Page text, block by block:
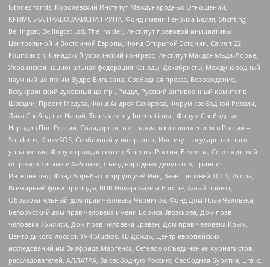
IStories fonds, Королевский Институт Международных Отношений,
КРИМСЬКА ПРАВОЗАХИСНА ГРУПА, Фонд имени Генриха Бёлля, Stichting
Bellingcat, Bellingcat Ltd, The Insider, Институт правовой инициативы
Центральной и Восточной Европы, Фонд Открытой Эстонии, Calvert 22
Foundation, Канадский украинский конгресс, Институт Макдональда-Лорье,
Украинская национальная федерация Канады, Декабристы, Международный
научный центр им Вудро Вильсона, Свободная пресса, Возрождение,
Всеукраинский духовный центр , Риддл, Русский антивоенный комитет в
Швеции, Проект Медуза, Фонд Андрея Сахарова, Форум свободной России,
Лига Свободных Наций, Transparеncy International, Форум Свободных
Народов ПостРоссии, Солидарность с гражданским движением в России –
Solidarus, КрымSOS, Свободный университет, Институт государственного
управления, Форум гражданского общества Россия, Беллона, Союз жителей
островов Тисима и Хабомаи, Съезд народных депутатов, Гринпис
Интернешнл, Фонд борьбы с коррупцией Инк, Завет церквей TCCN, Агора,
Всемирный фонд природы, BDR Novaja Gazeta-Europe, Алтай проект,
Образовательный дом прав человека Чернигов, Фонд Дом Прав Человека,
Белорусский дом прав человека имени Бориса Звозскова, Дом прав
человека Тбилиси, Дом прав человека Ереван, Дом прав человека Крым,
Центр дикого лосося, TVR Studios, ТВ Дождь, Центр европейских
исследований им Вилфрида Мартенса, Сетевое объединение журналистов
расследователей, АЛЛАТРА, За свободную Россию, Свободная Бурятия, Uralic,